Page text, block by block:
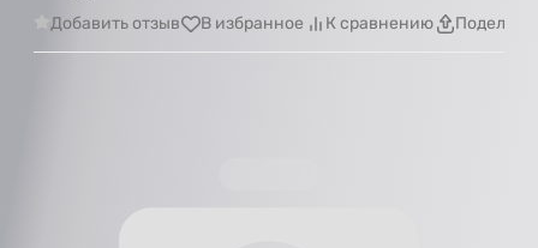
Добавить отзыв В избранное К сравнению